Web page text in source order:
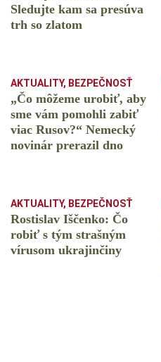
Sledujte kam sa presúva
trh so zlatom
AKTUALITY, BEZPEČNOSŤ
„Čo môžeme urobiť, aby
sme vám pomohli zabiť
viac Rusov?“ Nemecký
novinár prerazil dno
AKTUALITY, BEZPEČNOSŤ
Rostislav Iščenko: Čo
robiť s tým strašným
vírusom ukrajinčiny